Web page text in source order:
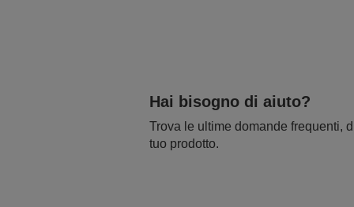
Hai bisogno di aiuto?
Trova le ultime domande frequenti,
tuo prodotto.